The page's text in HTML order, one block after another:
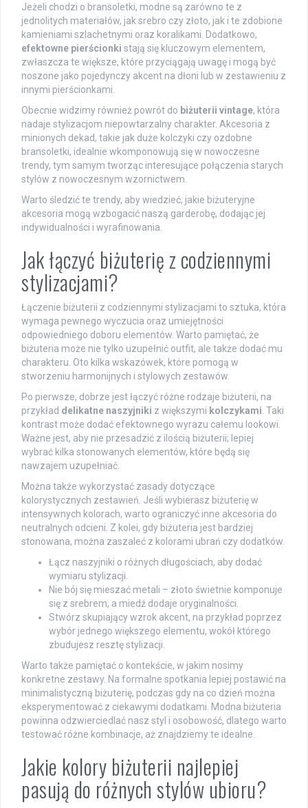
Jeżeli chodzi o bransoletki, modne są zarówno te z
jednolitych materiałów, jak srebro czy złoto, jak i te zdobione
kamieniami szlachetnymi oraz koralikami. Dodatkowo,
efektowne pierścionki stają się kluczowym elementem,
zwłaszcza te większe, które przyciągają uwagę i mogą być
noszone jako pojedynczy akcent na dłoni lub w zestawieniu z
innymi pierścionkami.
Obecnie widzimy również powrót do biżuterii vintage, która
nadaje stylizacjom niepowtarzalny charakter. Akcesoria z
minionych dekad, takie jak duże kolczyki czy ozdobne
bransoletki, idealnie wkomponowują się w nowoczesne
trendy, tym samym tworząc interesujące połączenia starych
stylów z nowoczesnym wzornictwem.
Warto śledzić te trendy, aby wiedzieć, jakie biżuteryjne
akcesoria mogą wzbogacić naszą garderobę, dodając jej
indywidualności i wyrafinowania.
Jak łączyć biżuterię z codziennymi
stylizacjami?
Łączenie biżuterii z codziennymi stylizacjami to sztuka, która
wymaga pewnego wyczucia oraz umiejętności
odpowiedniego doboru elementów. Warto pamiętać, że
biżuteria może nie tylko uzupełnić outfit, ale także dodać mu
charakteru. Oto kilka wskazówek, które pomogą w
stworzeniu harmonijnych i stylowych zestawów.
Po pierwsze, dobrze jest łączyć różne rodzaje biżuterii, na
przykład delikatne naszyjniki z większymi kolczykami . Taki
kontrast może dodać efektownego wyrazu całemu lookowi.
Ważne jest, aby nie przesadzić z ilością biżuterii; lepiej
wybrać kilka stonowanych elementów, które będą się
nawzajem uzupełniać.
Można także wykorzystać zasady dotyczące
kolorystycznych zestawień. Jeśli wybierasz biżuterię w
intensywnych kolorach, warto ograniczyć inne akcesoria do
neutralnych odcieni. Z kolei, gdy biżuteria jest bardziej
stonowana, można zaszaleć z kolorami ubrań czy dodatków.
Łącz naszyjniki o różnych długościach, aby dodać
wymiaru stylizacji.
Nie bój się mieszać metali – złoto świetnie komponuje
się z srebrem, a miedź dodaje oryginalności.
Stwórz skupiający wzrok akcent, na przykład poprzez
wybór jednego większego elementu, wokół którego
zbudujesz resztę stylizacji.
Warto także pamiętać o kontekście, w jakim nosimy
konkretne zestawy. Na formalne spotkania lepiej postawić na
minimalistyczną biżuterię, podczas gdy na co dzień można
eksperymentować z ciekawymi dodatkami. Modna biżuteria
powinna odzwierciedlać nasz styl i osobowość, dlatego warto
testować różne kombinacje, aż znajdziemy te idealne.
Jakie kolory biżuterii najlepiej
pasują do różnych stylów ubioru?